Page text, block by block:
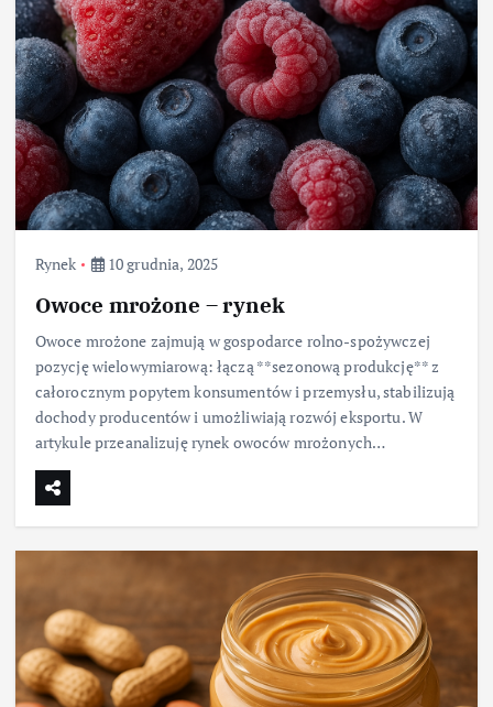
Rynek 10 grudnia, 2025
Owoce mrożone – rynek
Owoce mrożone zajmują w gospodarce rolno-spożywczej
pozycję wielowymiarową: łączą **sezonową produkcję** z
całorocznym popytem konsumentów i przemysłu, stabilizują
dochody producentów i umożliwiają rozwój eksportu. W
artykule przeanalizuję rynek owoców mrożonych…